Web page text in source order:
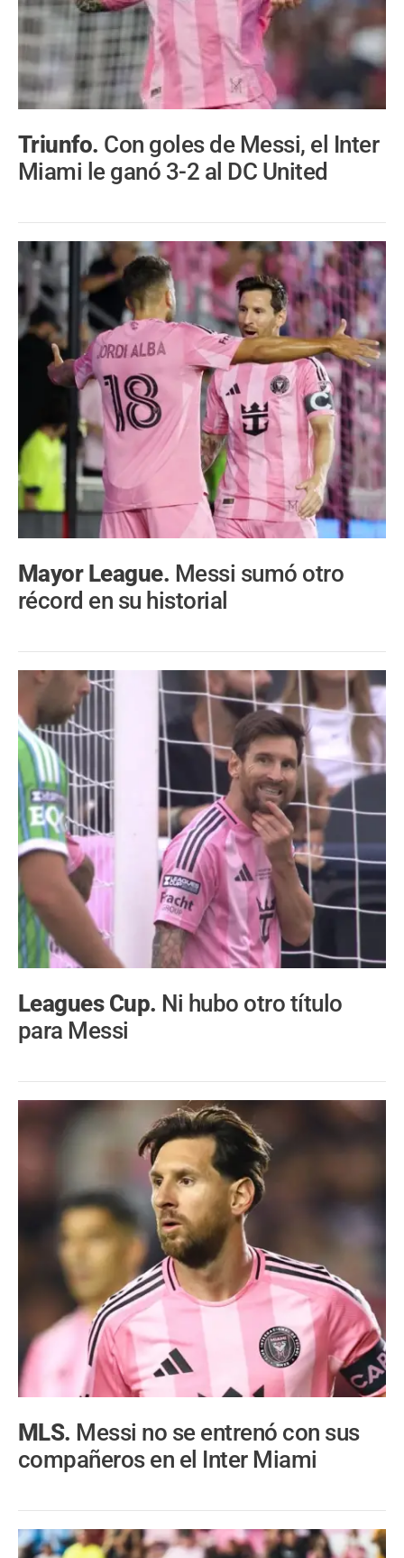
Triunfo. Con goles de Messi, el Inter
Miami le ganó 3-2 al DC United
Mayor League. Messi sumó otro
récord en su historial
Leagues Cup. Ni hubo otro título
para Messi
MLS. Messi no se entrenó con sus
compañeros en el Inter Miami